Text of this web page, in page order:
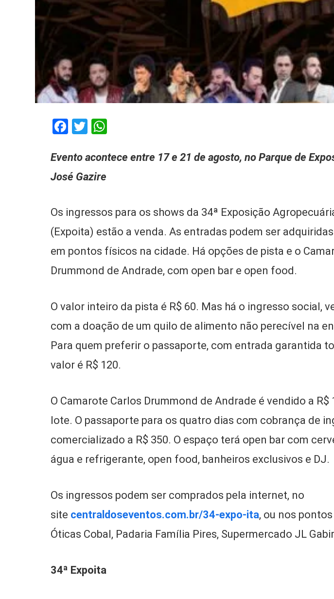
Facebook
Twitter
Evento acontece entre 17 e 21 de agosto, no Parque de
José Gazire
Os ingressos para os shows da 34ª Exposição
(Expoita) estão a venda. As entradas podem ser
em pontos físicos na cidade. Há opções de pista e o
Drummond de Andrade, com open bar e open food.
O valor inteiro da pista é R$ 60. Mas há o ingresso social,
com a doação de um quilo de alimento não perecível na
Para quem preferir o passaporte, com entrada garantida
valor é R$ 120.
O Camarote Carlos Drummond de Andrade é vendido a R$
lote. O passaporte para os quatro dias com cobrança de
comercializado a R$ 350. O espaço terá open bar com
água e refrigerante, open food, banheiros exclusivos e DJ.
Os ingressos podem ser comprados pela internet, no
site centraldoseventos.com.br/34-expo-ita, ou nos
Óticas Cobal, Padaria Família Pires, Supermercado JL
34ª Expoita